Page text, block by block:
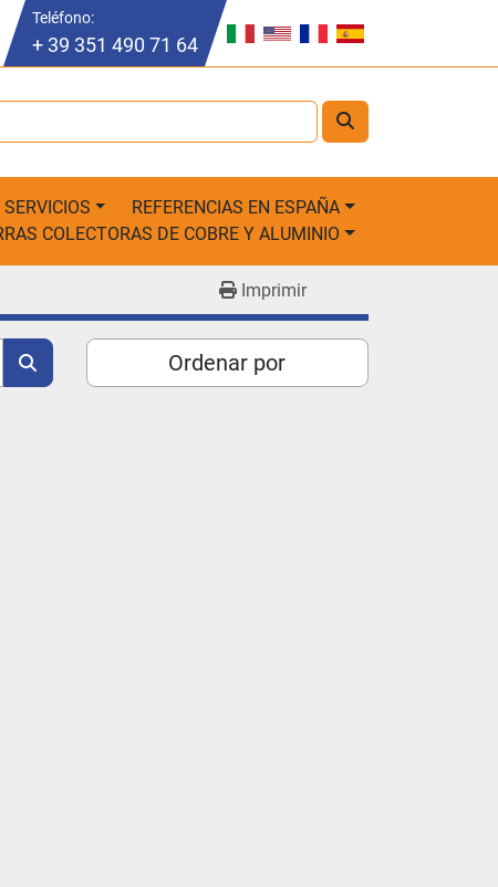
Teléfono:
+ 39 351 490 71 64
SERVICIOS
REFERENCIAS EN ESPAÑA
COLECTORAS DE COBRE Y ALUMINIO
Imprimir
Ordenar por